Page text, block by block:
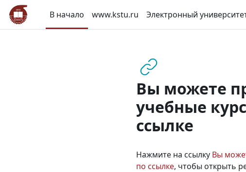
Перейти к основному содержанию
В начало
www.kstu.ru Электронный
Вы можете
учебные
ссылке
Нажмите на ссылку Вы
по ссылке, чтобы открыть